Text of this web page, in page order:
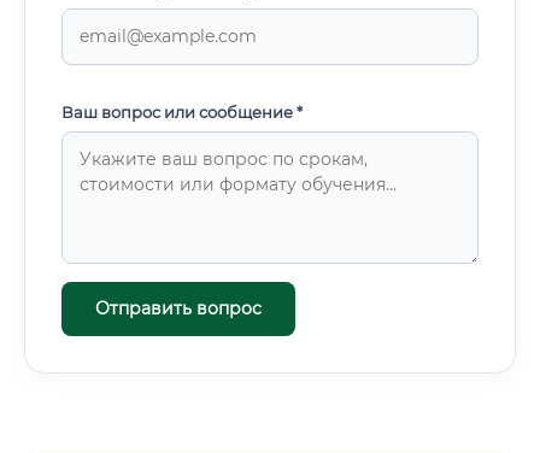
Ваш вопрос или сообщение *
Отправить вопрос